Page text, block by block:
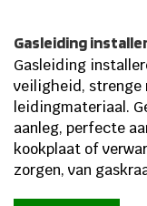
Gasleiding
Gasleiding
veiligheid, strenge
leidingmateriaal.
aanleg, perfecte
kookplaat of
zorgen, van